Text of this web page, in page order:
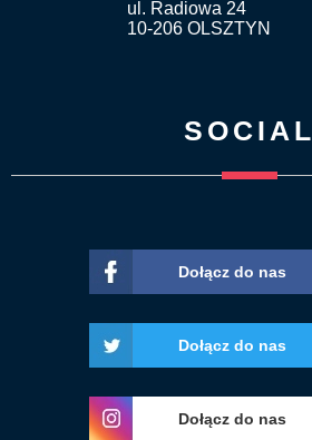
ul. Radiowa 24
10-206 OLSZTYN
SOCIAL
Dołącz do nas
Dołącz do nas
Dołącz do nas